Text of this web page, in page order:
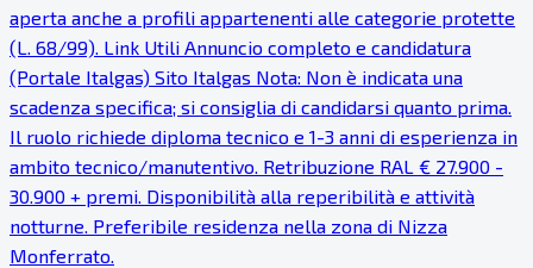
aperta anche a profili appartenenti alle categorie protette
(L. 68/99). Link Utili Annuncio completo e candidatura
(Portale Italgas) Sito Italgas Nota: Non è indicata una
scadenza specifica; si consiglia di candidarsi quanto prima.
Il ruolo richiede diploma tecnico e 1-3 anni di esperienza in
ambito tecnico/manutentivo. Retribuzione RAL € 27.900 -
30.900 + premi. Disponibilità alla reperibilità e attività
notturne. Preferibile residenza nella zona di Nizza
Monferrato.